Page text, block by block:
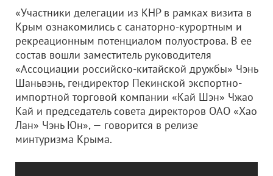
«Участники делегации из КНР в рамках визита в
Крым ознакомились с санаторно-курортным и
рекреационным потенциалом полуострова. В ее
состав вошли заместитель руководителя
«Ассоциации российско-китайской дружбы» Чэнь
Шаньвэнь, гендиректор Пекинской экспортно-
импортной торговой компании «Кай Шэн» Чжао
Кай и председатель совета директоров ОАО «Хао
Лан» Чэнь Юн», — говорится в релизе
минтуризма Крыма.